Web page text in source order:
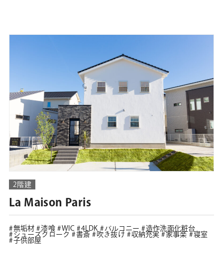
2階建
La Maison Paris
無垢材 漆喰 WIC 4LDK バルコニー
造作洗面化粧台
シューズクローク
書斎 吹き抜け 収納充実 家事楽
寝室
子供部屋